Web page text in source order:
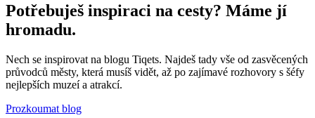
Potřebuješ inspiraci na cesty? Máme jí
hromadu.
Nech se inspirovat na blogu Tiqets. Najdeš tady vše od zasvěcených
průvodců městy, která musíš vidět, až po zajímavé rozhovory s šéfy
nejlepších muzeí a atrakcí.
Prozkoumat blog